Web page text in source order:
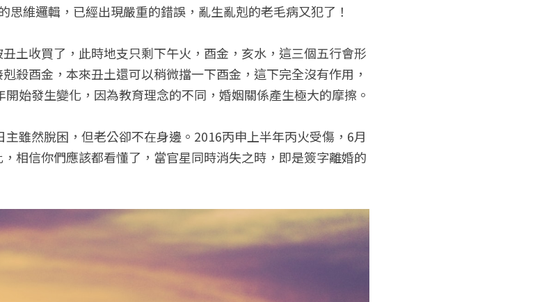
思維邏輯，已經出現嚴重的錯誤，亂生亂剋的老毛病又犯了！
土收買了，此時地支只剩下午火，酉金，亥水，這三個五行會形
殺酉金，本來丑土還可以稍微擋一下酉金，這下完全沒有作用，
始發生變化，因為教育理念的不同，婚姻關係產生極大的摩擦。
雖然脫困，但老公卻不在身邊。2016丙申上半年丙火受傷，6月
相信你們應該都看懂了，當官星同時消失之時，即是簽字離婚的